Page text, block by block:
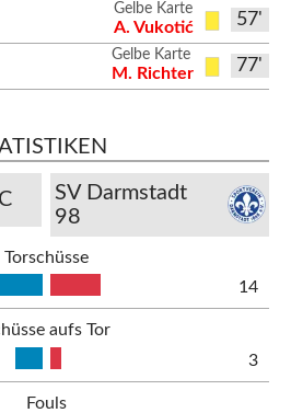
57'
Gelbe Karte
A. Vukotić
77'
Gelbe Karte
M. Richter
SV Darmstadt
98
Torschüsse
14
aufs Tor
3
Fouls